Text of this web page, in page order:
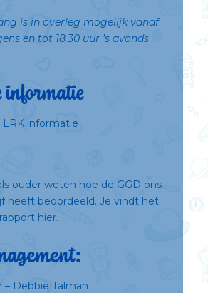
is in overleg mogelijk vanaf
en tot 18.30 uur ’s avonds
informatie
LRK informatie
ouder weten hoe de GGD ons
heeft beoordeeld. Je vindt het
rapport hier.
– Debbie Talman